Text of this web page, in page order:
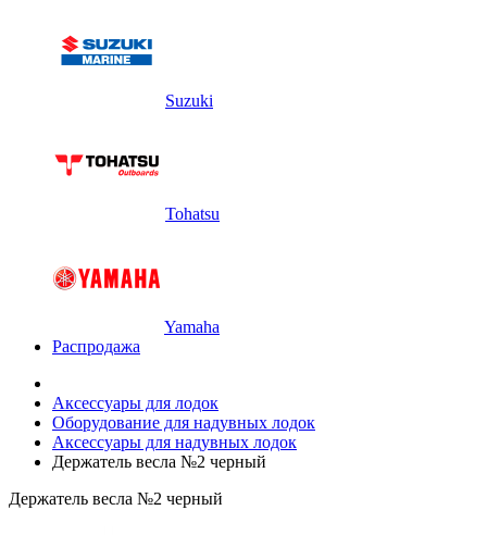
Suzuki
Tohatsu
Yamaha
Распродажа
Аксессуары для лодок
Оборудование для надувных лодок
Аксессуары для надувных лодок
Держатель весла №2 черный
Держатель весла №2 черный